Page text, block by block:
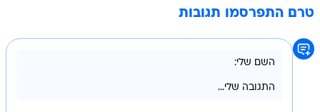
טרם התפרסמו תגובות